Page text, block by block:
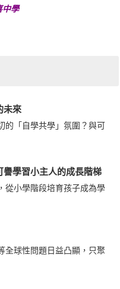
中學
未來
的「自學共學」氛圍？與可
學習小主人的成長階梯
從小學階段培育孩子成為學
全球性問題日益凸顯，只聚